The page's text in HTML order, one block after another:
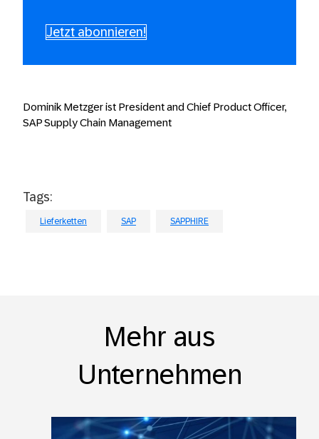
Jetzt abonnieren!
Dominik Metzger ist President and Chief Product Officer,
SAP Supply Chain Management
Tags:
Lieferketten SAP SAPPHIRE
Mehr aus
Unternehmen